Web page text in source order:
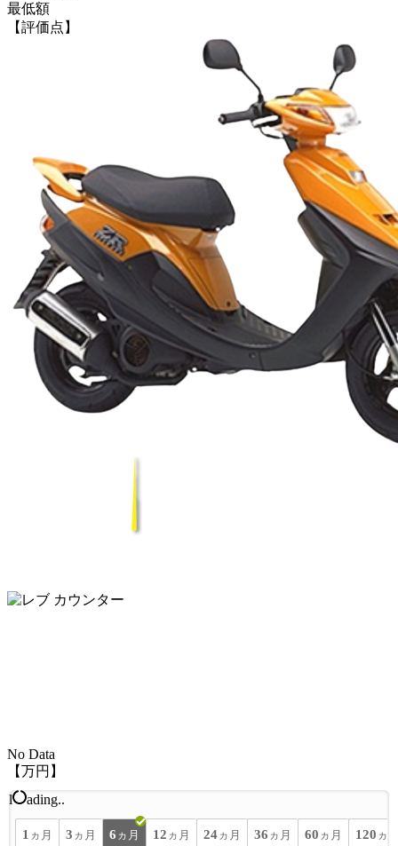
最低額
【評価点】
No Data
【万円】
l
ading..
1 ヵ月 3 ヵ月 6 ヵ月 12 ヵ月 24 ヵ月 36 ヵ月 60 ヵ月 120 ヵ